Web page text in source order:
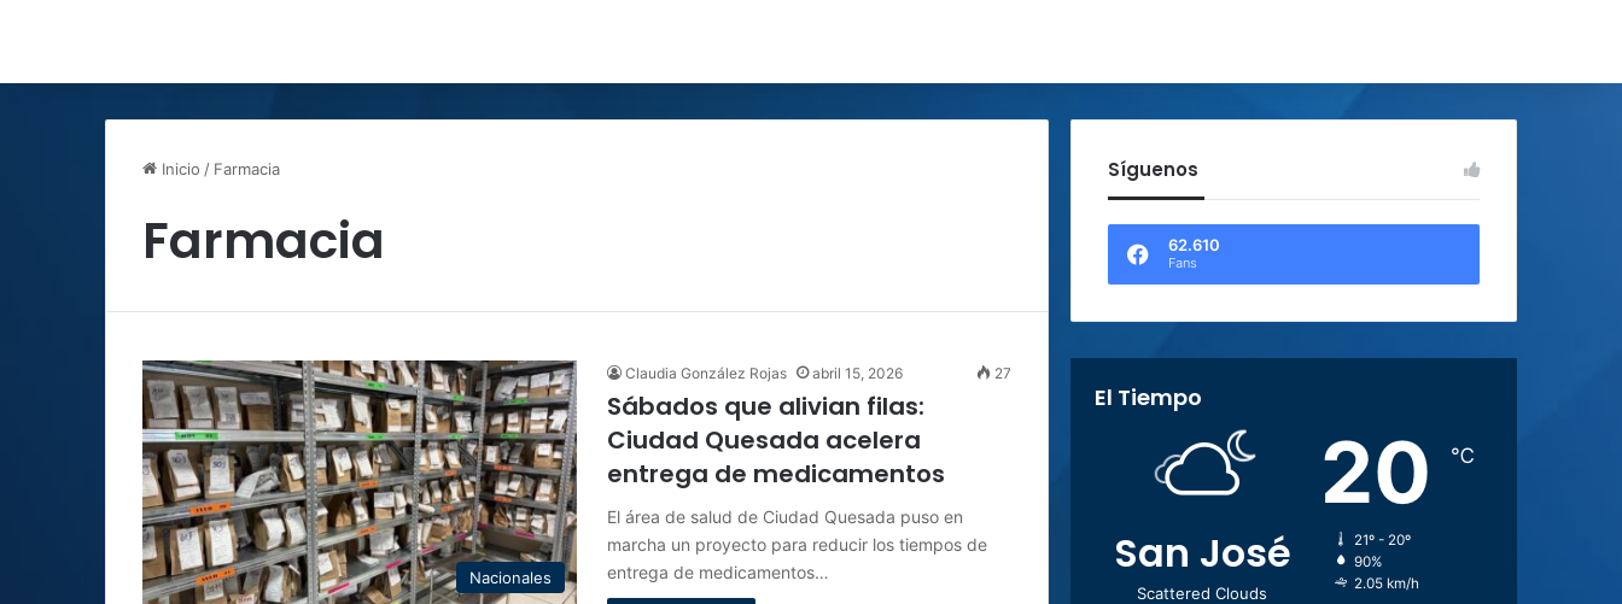
Inicio / Farmacia
Farmacia
Nacionales
Claudia González Rojas abril 15, 2026 27
Sábados que alivian filas:
Ciudad Quesada acelera
entrega de medicamentos
El área de salud de Ciudad Quesada puso en
marcha un proyecto para reducir los tiempos de
entrega de medicamentos…
Síguenos
62.610
Fans
El Tiempo
San José
Scattered Clouds
20 ℃
21º - 20º
90%
2.05 km/h